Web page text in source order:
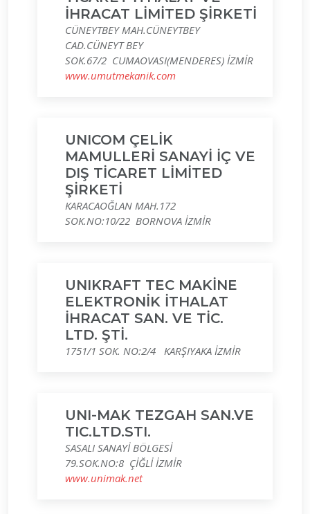
İHRACAT LİMİTED ŞİRKETİ
CÜNEYTBEY MAH.CÜNEYTBEY
CAD.CÜNEYT BEY
SOK.67/2 CUMAOVASI(MENDERES) İZMİR
www.umutmekanik.com
UNICOM ÇELİK
MAMULLERİ SANAYİ İÇ VE
DIŞ TİCARET LİMİTED
ŞİRKETİ
KARACAOĞLAN MAH.172
SOK.NO:10/22 BORNOVA İZMİR
UNIKRAFT TEC MAKİNE
ELEKTRONİK İTHALAT
İHRACAT SAN. VE TİC.
LTD. ŞTİ.
1751/1 SOK. NO:2/4 KARŞIYAKA İZMİR
UNI-MAK TEZGAH SAN.VE
TIC.LTD.STI.
SASALI SANAYİ BÖLGESİ
79.SOK.NO:8 ÇİĞLİ İZMİR
www.unimak.net